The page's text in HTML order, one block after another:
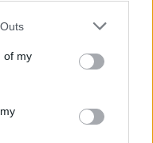
one or more Google
You may click to
its third-party tags to
in below Google
of my
των συγγενικών
από 200
ενέσεις με τα
από 10.000 έως